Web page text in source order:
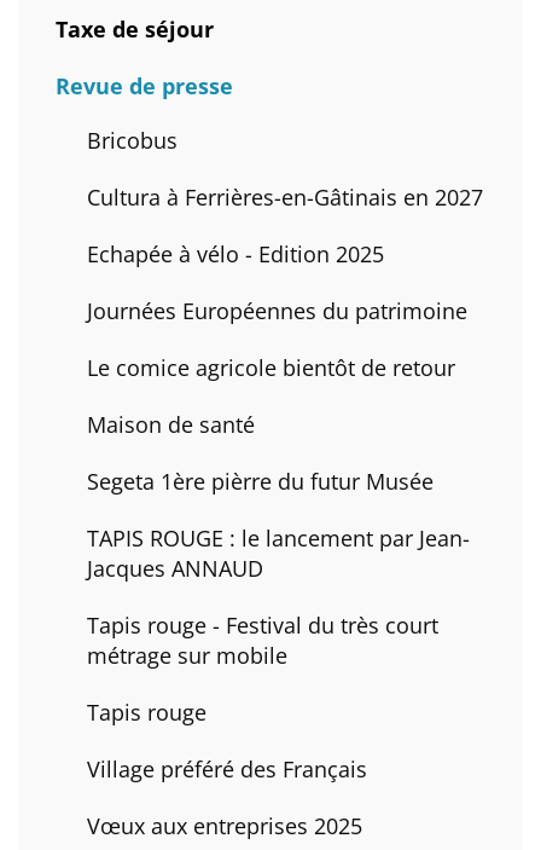
Taxe de séjour
Revue de presse
Bricobus
Cultura à Ferrières-en-Gâtinais en 2027
Echapée à vélo - Edition 2025
Journées Européennes du patrimoine
Le comice agricole bientôt de retour
Maison de santé
Segeta 1ère pièrre du futur Musée
TAPIS ROUGE : le lancement par Jean-
Jacques ANNAUD
Tapis rouge - Festival du très court
métrage sur mobile
Tapis rouge
Village préféré des Français
Vœux aux entreprises 2025